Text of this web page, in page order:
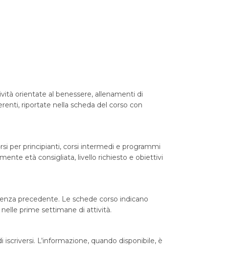
orientate al benessere, allenamenti di
riportate nella scheda del corso con
per principianti, corsi intermedi e programmi
età consigliata, livello richiesto e obiettivi
precedente. Le schede corso indicano
prime settimane di attività.
L’informazione, quando disponibile, è